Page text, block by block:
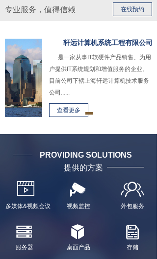
在线预约
专业服务，值得信赖
轩远计算机系统工程有限公司
是一家从事IT软硬件产品销售、为用
户提供IT系统规划和增值服务的企业。
目前公司下辖上海轩远计算机技术服务
公司......
查看更多
PROVIDING SOLUTIONS
提供的方案
视频监控
多媒体&视频会议 外包服务
存储
服务器 桌面产品